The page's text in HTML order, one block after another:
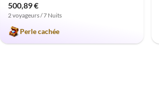
500,89 €
2 voyageurs / 7 Nuits
Perle cachée